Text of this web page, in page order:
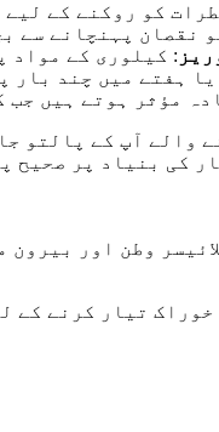
کو روکنے کے
نقصان پہنچانے سے
: کیلوری کے مواد
ہفتے میں چند بار
مؤثر ہوتے ہیں
والے آپ کے پالتو
کی بنیاد پر صحیح
تیار کرنے